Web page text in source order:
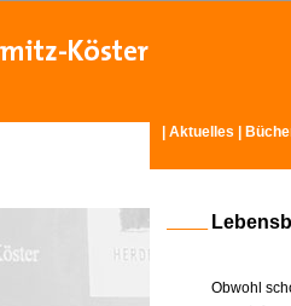
Aktuelles
Obwohl